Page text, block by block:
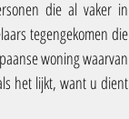
die al vaker in
tegengekomen die
woning waarvan
het lijkt, want u dient